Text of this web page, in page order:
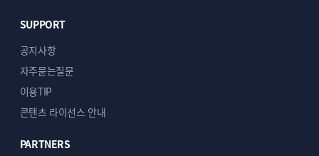
SUPPORT
공지사항
자주묻는질문
이용TIP
콘텐츠 라이선스 안내
PARTNERS